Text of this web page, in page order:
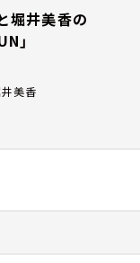
堀井美香の
」
美香